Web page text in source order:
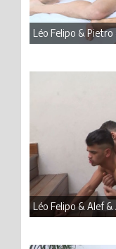
Léo Felipo & Pietro
Léo Felipo & Alef